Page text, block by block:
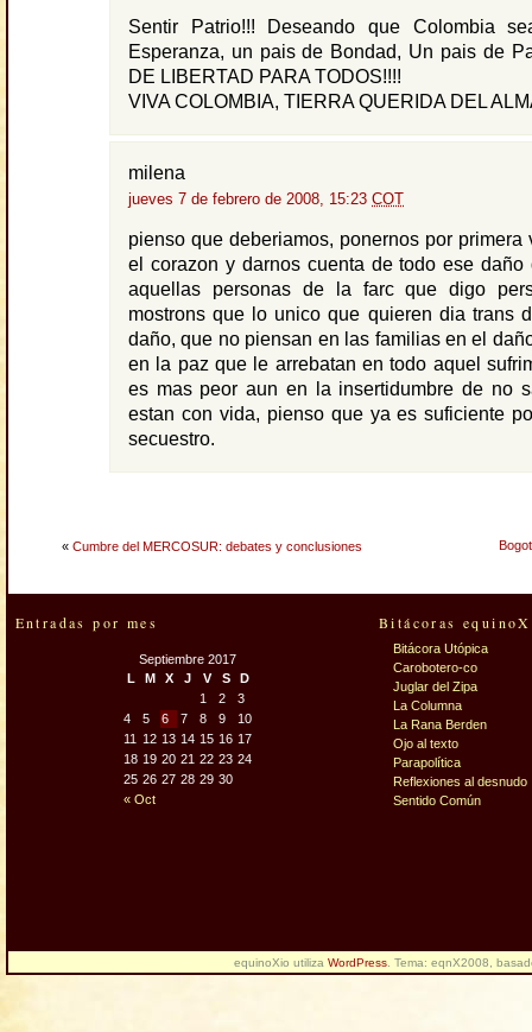
Sentir Patrio!!! Deseando que Colombia
Esperanza, un pais de Bondad, Un pais de
DE LIBERTAD PARA TODOS!!!!
VIVA COLOMBIA, TIERRA QUERIDA DEL
milena
jueves 7 de febrero de 2008, 15:23 COT
pienso que deberiamos, ponernos por primera
el corazon y darnos cuenta de todo ese daño
aquellas personas de la farc que digo
mostrons que lo unico que quieren dia trans
daño, que no piensan en las familias en el
en la paz que le arrebatan en todo aquel
es mas peor aun en la insertidumbre de no
estan con vida, pienso que ya es suficiente
secuestro.
« Cumbre del MERCOSUR: debates y conclusiones
Entradas por mes
Septiembre 2017
L
M X J V S D
« Oct
1 2
3
4
5 6 7 8 9
10
11
12 13 14 15 16 17
18 19 20 21 22 23 24
25 26 27 28 29 30
Bitácoras
Bitácora Utópica
Carobotero-co
Juglar del Zipa
La Columna
La Rana Berden
Ojo al texto
Parapolítica
Reflexiones al desnudo
Sentido Común
equinoXio utiliza WordPress . Tema: eqnX2008,